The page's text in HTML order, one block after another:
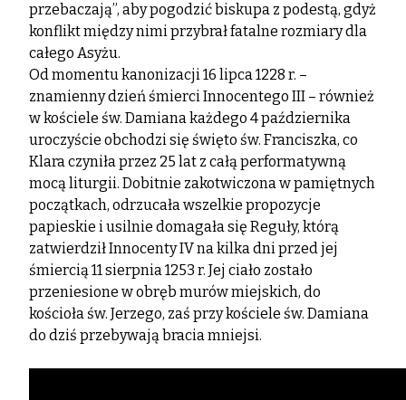
przebaczają”, aby pogodzić biskupa z podestą, gdyż
konflikt między nimi przybrał fatalne rozmiary dla
całego Asyżu.
Od momentu kanonizacji 16 lipca 1228 r. –
znamienny dzień śmierci Innocentego III – również
w kościele św. Damiana każdego 4 października
uroczyście obchodzi się święto św. Franciszka, co
Klara czyniła przez 25 lat z całą performatywną
mocą liturgii. Dobitnie zakotwiczona w pamiętnych
początkach, odrzucała wszelkie propozycje
papieskie i usilnie domagała się Reguły, którą
zatwierdził Innocenty IV na kilka dni przed jej
śmiercią 11 sierpnia 1253 r. Jej ciało zostało
przeniesione w obręb murów miejskich, do
kościoła św. Jerzego, zaś przy kościele św. Damiana
do dziś przebywają bracia mniejsi.